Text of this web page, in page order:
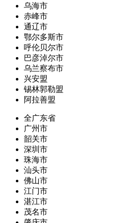
乌海市
赤峰市
通辽市
鄂尔多斯市
呼伦贝尔市
巴彦淖尔市
乌兰察布市
兴安盟
锡林郭勒盟
阿拉善盟
全广东省
广州市
韶关市
深圳市
珠海市
汕头市
佛山市
江门市
湛江市
茂名市